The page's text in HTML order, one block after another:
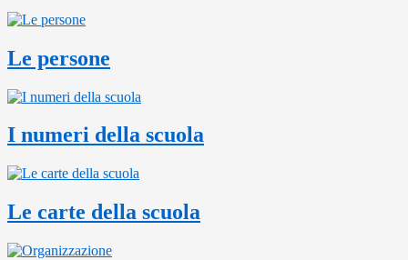
Le persone
I numeri della scuola
Le carte della scuola